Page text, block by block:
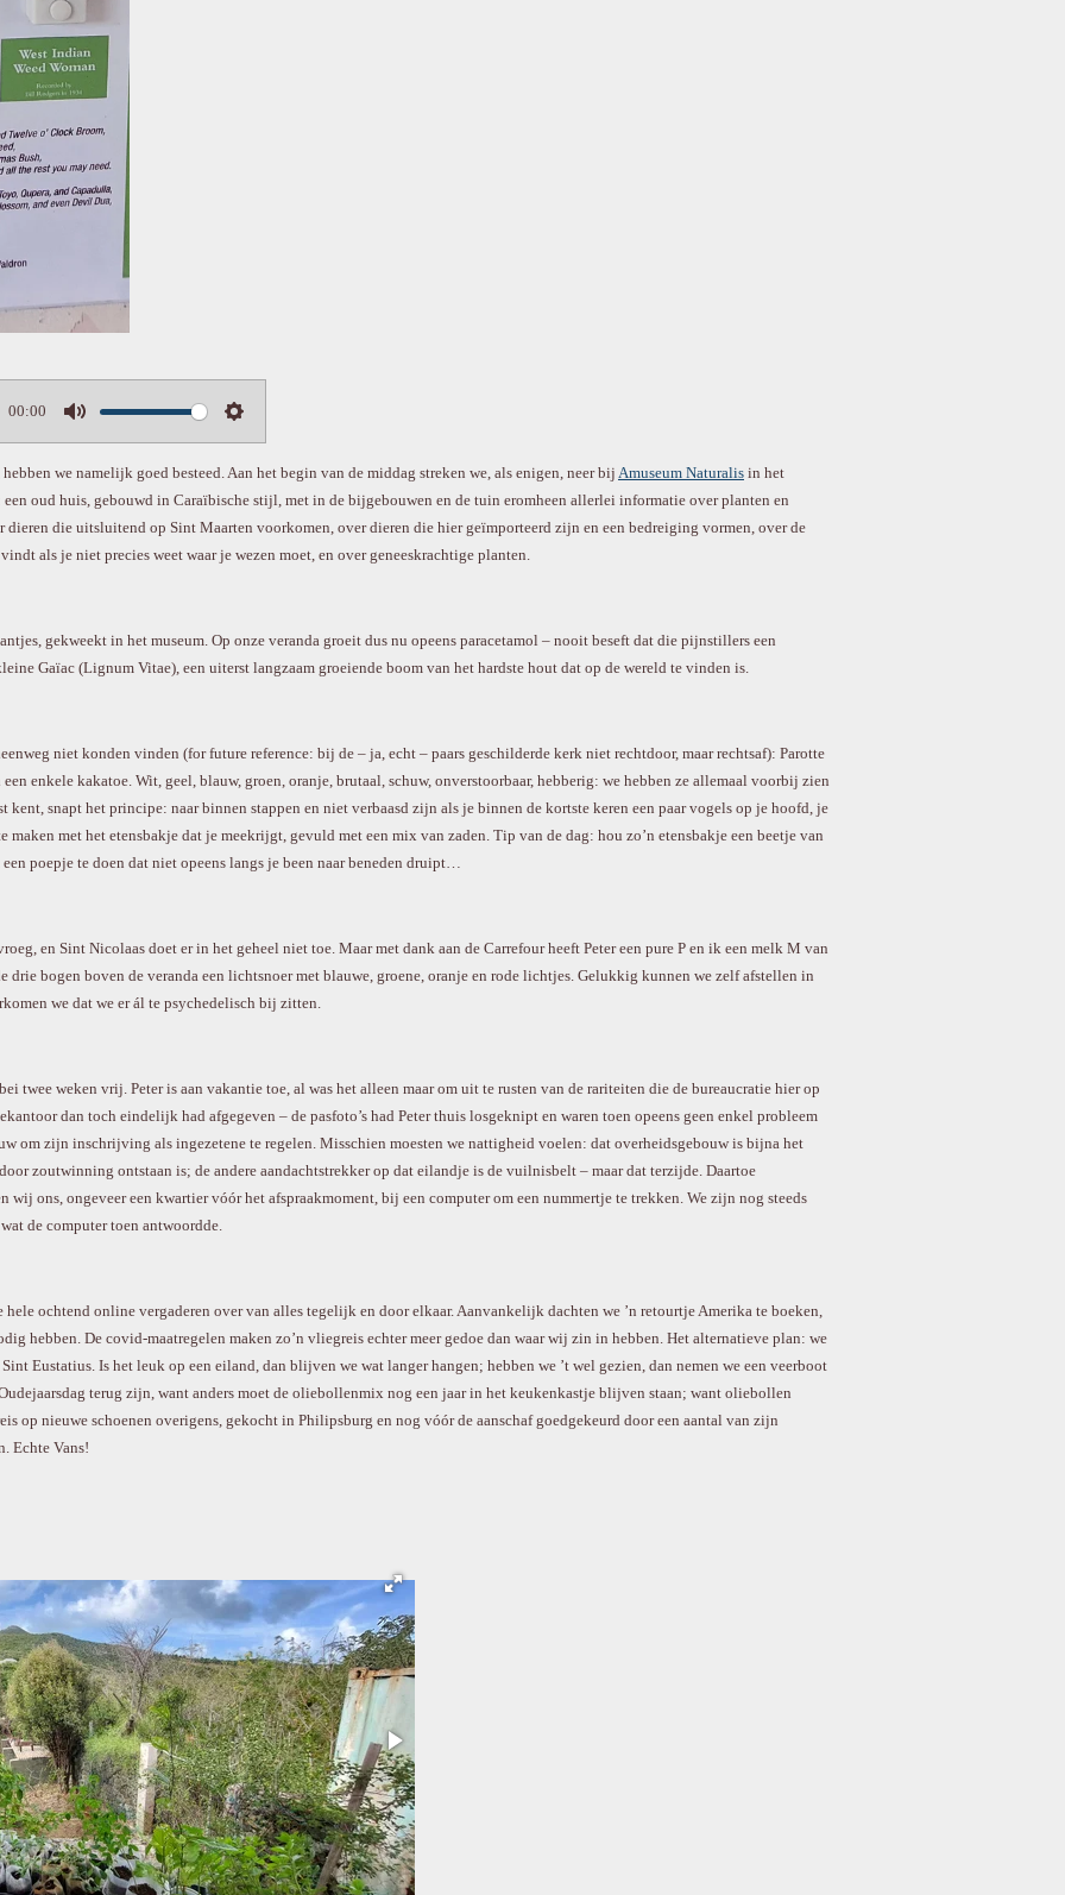
00:00
n
we namelijk goed besteed. Aan het begin van de middag streken we, als enigen, neer bij Amuseum Naturalis in het
oud huis, gebouwd in Caraïbische stijl, met in de bijgebouwen en de tuin eromheen allerlei informatie over planten en
dieren die uitsluitend op Sint Maarten voorkomen, over dieren die hier geïmporteerd zijn en een bedreiging vormen, over de
als je niet precies weet waar je wezen moet, en over geneeskrachtige planten.
gekweekt in het museum. Op onze veranda groeit dus nu opeens paracetamol – nooit beseft dat die pijnstillers een
Gaïac (Lignum Vitae), een uiterst langzaam groeiende boom van het hardste hout dat op de wereld te vinden is.
niet konden vinden (for future reference: bij de – ja, echt – paars geschilderde kerk niet rechtdoor, maar rechtsaf): Parotte
enkele kakatoe. Wit, geel, blauw, groen, oranje, brutaal, schuw, onverstoorbaar, hebberig: we hebben ze allemaal voorbij zien
kent, snapt het principe: naar binnen stappen en niet verbaasd zijn als je binnen de kortste keren een paar vogels op je hoofd, je
maken met het etensbakje dat je meekrijgt, gevuld met een mix van zaden. Tip van de dag: hou zo’n etensbakje een beetje van
poepje te doen dat niet opeens langs je been naar beneden druipt…
en Sint Nicolaas doet er in het geheel niet toe. Maar met dank aan de Carrefour heeft Peter een pure P en ik een melk M van
drie bogen boven de veranda een lichtsnoer met blauwe, groene, oranje en rode lichtjes. Gelukkig kunnen we zelf afstellen in
we dat we er ál te psychedelisch bij zitten.
twee weken vrij. Peter is aan vakantie toe, al was het alleen maar om uit te rusten van de rariteiten die de bureaucratie hier op
dan toch eindelijk had afgegeven – de pasfoto’s had Peter thuis losgeknipt en waren toen opeens geen enkel probleem
om zijn inschrijving als ingezetene te regelen. Misschien moesten we nattigheid voelen: dat overheidsgebouw is bijna het
zoutwinning ontstaan is; de andere aandachtstrekker op dat eilandje is de vuilnisbelt – maar dat terzijde. Daartoe
wij ons, ongeveer een kwartier vóór het afspraakmoment, bij een computer om een nummertje te trekken. We zijn nog steeds
de computer toen antwoordde.
hele ochtend online vergaderen over van alles tegelijk en door elkaar. Aanvankelijk dachten we ’n retourtje Amerika te boeken,
hebben. De covid-maatregelen maken zo’n vliegreis echter meer gedoe dan waar wij zin in hebben. Het alternatieve plan: we
Eustatius. Is het leuk op een eiland, dan blijven we wat langer hangen; hebben we ’t wel gezien, dan nemen we een veerboot
terug zijn, want anders moet de oliebollenmix nog een jaar in het keukenkastje blijven staan; want oliebollen
op nieuwe schoenen overigens, gekocht in Philipsburg en nog vóór de aanschaf goedgekeurd door een aantal van zijn
Echte Vans!